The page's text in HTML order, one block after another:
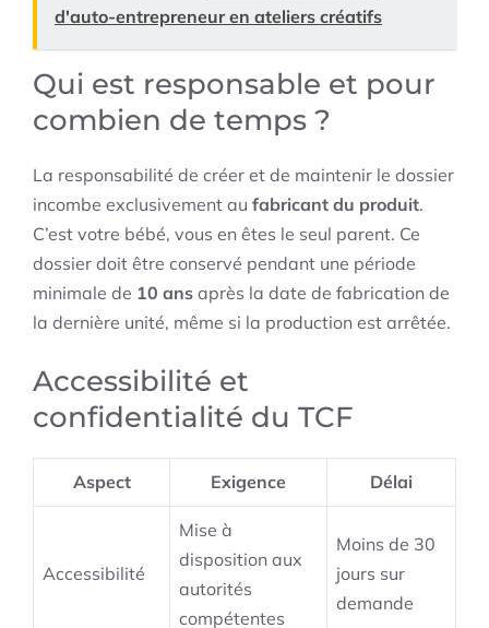
d'auto-entrepreneur en ateliers créatifs
Qui est responsable et pour
combien de temps ?
La responsabilité de créer et de maintenir le dossier
incombe exclusivement au fabricant du produit.
C’est votre bébé, vous en êtes le seul parent. Ce
dossier doit être conservé pendant une période
minimale de 10 ans après la date de fabrication de
la dernière unité, même si la production est arrêtée.
Accessibilité et
confidentialité du TCF
Aspect Exigence Délai
Accessibilité
Mise à
disposition aux
autorités
compétentes
Moins de 30
jours sur
demande